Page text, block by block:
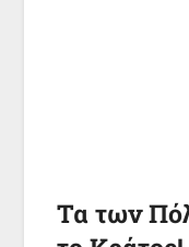
Τα των